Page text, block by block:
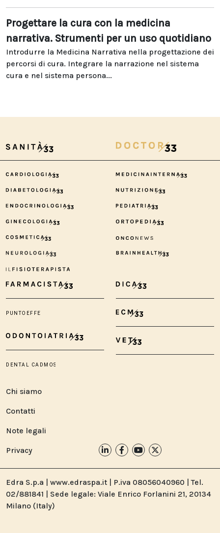
Progettare la cura con la medicina
narrativa. Strumenti per un uso quotidiano
Introdurre la Medicina Narrativa nella progettazione dei
percorsi di cura. Integrare la narrazione nel sistema
cura e nel sistema persona...
Chi siamo
Contatti
Note legali
Privacy
Edra S.p.a | www.edraspa.it | P.iva 08056040960 | Tel.
02/881841 | Sede legale: Viale Enrico Forlanini 21, 20134
Milano (Italy)